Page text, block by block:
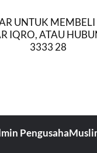
UNTUK MEMBELI
IQRO, ATAU
3333 28